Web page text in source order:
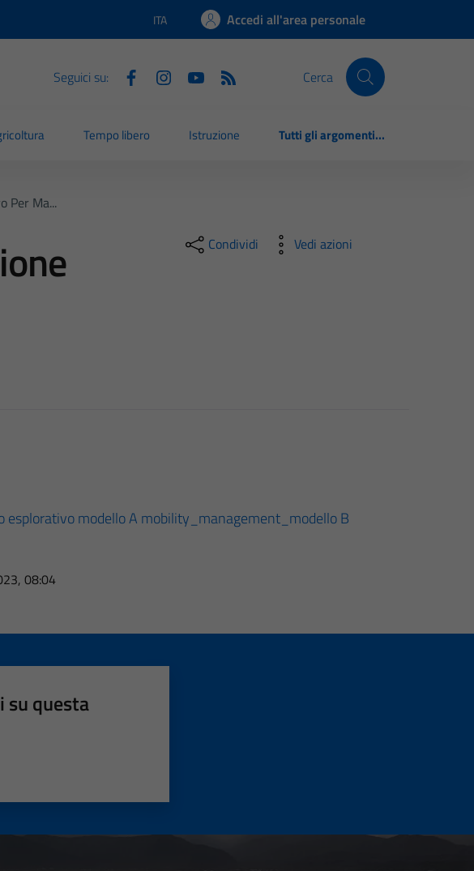
Lingua attiva:
ITA Accedi all'area personale
Seguici su: Cerca
Tempo libero Istruzione Tutti gli argomenti...
Per Ma...
Condividi Vedi azioni
modello A mobility_management_modello B
08:04
su questa